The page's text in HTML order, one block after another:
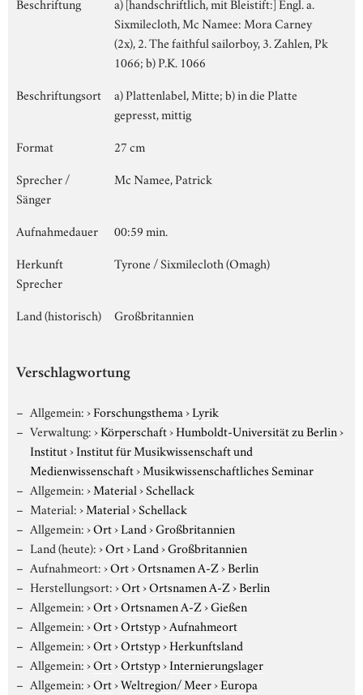
Sixmilecloth, Mc Namee: Mora Carney
(2x), 2. The faithful sailorboy, 3. Zahlen, Pk
1066; b) P.K. 1066
Beschriftungsort
a) Plattenlabel, Mitte; b) in die Platte
gepresst, mittig
Format
27 cm
Sprecher /
Sänger
Mc Namee, Patrick
Aufnahmedauer
00:59 min.
Herkunft
Sprecher
Tyrone / Sixmilecloth (Omagh)
Land (historisch) Großbritannien
Verschlagwortung
Allgemein:›Forschungsthema›Lyrik
Verwaltung:›Körperschaft›Humboldt-Universität zu Berlin›
Institut›Institut für Musikwissenschaft und
Medienwissenschaft›Musikwissenschaftliches Seminar
Allgemein:›Material›Schellack
Material:›Material›Schellack
Allgemein:›Ort›Land›Großbritannien
Land (heute):›Ort›Land›Großbritannien
Aufnahmeort:›Ort›Ortsnamen A-Z›Berlin
Herstellungsort:›Ort›Ortsnamen A-Z›Berlin
Allgemein:›Ort›Ortsnamen A-Z›Gießen
Allgemein:›Ort›Ortstyp›Aufnahmeort
Allgemein:›Ort›Ortstyp›Herkunftsland
Allgemein:›Ort›Ortstyp›Internierungslager
Allgemein:›Ort›Weltregion/ Meer›Europa